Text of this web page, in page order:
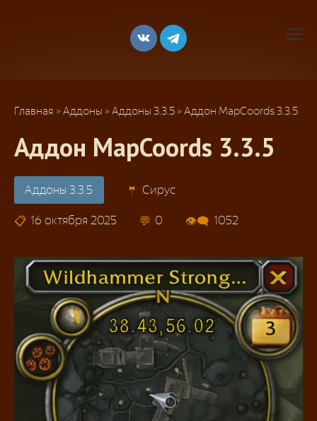
Главная »Аддоны »Аддоны 3.3.5 »Аддон MapCoords 3.3.5
Аддон MapCoords 3.3.5
Аддоны 3.3.5 Сирус
16 октября 2025 0 1052